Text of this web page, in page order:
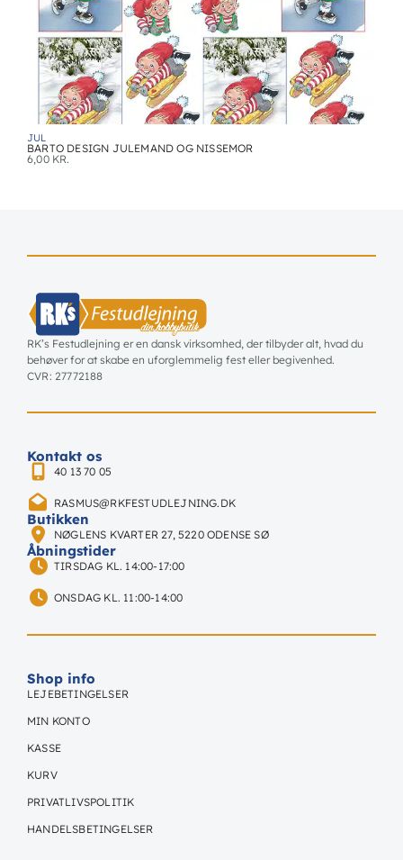
JUL
BARTO DESIGN JULEMAND OG NISSEMOR
6,00 KR.
RK’s Festudlejning er en dansk virksomhed, der tilbyder alt, hvad du
behøver for at skabe en uforglemmelig fest eller begivenhed.
CVR: 27772188
Kontakt os
40 13 70 05
RASMUS@RKFESTUDLEJNING.DK
Butikken
NØGLENS KVARTER 27, 5220 ODENSE SØ
Åbningstider
TIRSDAG KL. 14:00-17:00
ONSDAG KL. 11:00-14:00
Shop info
LEJEBETINGELSER
MIN KONTO
KASSE
KURV
PRIVATLIVSPOLITIK
HANDELSBETINGELSER